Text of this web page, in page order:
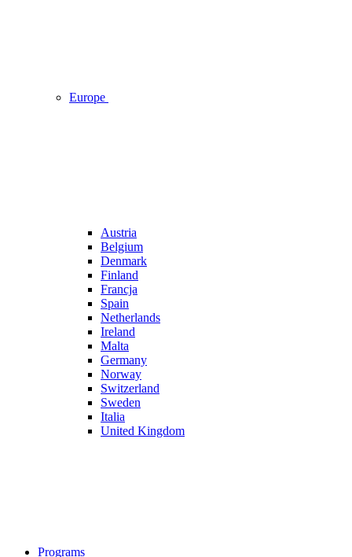
Europe
Austria
Belgium
Denmark
Finland
Francja
Spain
Netherlands
Ireland
Malta
Germany
Norway
Switzerland
Sweden
Italia
United Kingdom
Programs